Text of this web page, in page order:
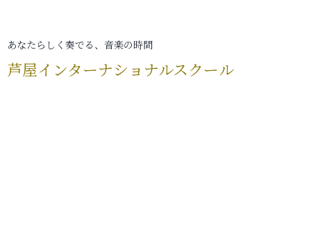
あなたらしく奏でる、音楽の時間
芦屋インターナショナルスクール